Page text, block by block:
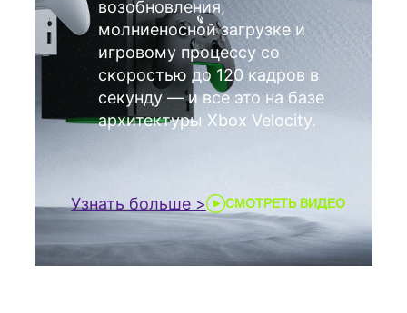
возобновления,
молниеносной загрузке и
игровому процессу со
скоростью до 120 кадров в
секунду — и все это на базе
архитектуры Xbox Velocity.
Узнать больше > СМОТРЕТЬ ВИДЕО